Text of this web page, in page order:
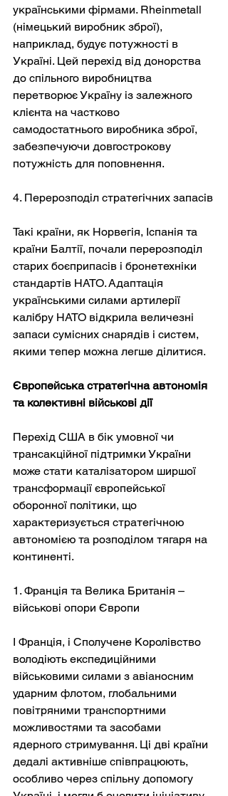
українськими фірмами. Rheinmetall
(німецький виробник зброї),
наприклад, будує потужності в
Україні. Цей перехід від донорства
до спільного виробництва
перетворює Україну із залежного
клієнта на частково
самодостатнього виробника зброї,
забезпечуючи довгострокову
потужність для поповнення.
4. Перерозподіл стратегічних запасів
Такі країни, як Норвегія, Іспанія та
країни Балтії, почали перерозподіл
старих боєприпасів і бронетехніки
стандартів НАТО. Адаптація
українськими силами артилерії
калібру НАТО відкрила величезні
запаси сумісних снарядів і систем,
якими тепер можна легше ділитися.
Європейська стратегічна автономія
та колективні військові дії
Перехід США в бік умовної чи
трансакційної підтримки України
може стати каталізатором ширшої
трансформації європейської
оборонної політики, що
характеризується стратегічною
автономією та розподілом тягаря на
континенті.
1. Франція та Велика Британія –
військові опори Європи
І Франція, і Сполучене Королівство
володіють експедиційними
військовими силами з авіаносним
ударним флотом, глобальними
повітряними транспортними
можливостями та засобами
ядерного стримування. Ці дві країни
дедалі активніше співпрацюють,
особливо через спільну допомогу